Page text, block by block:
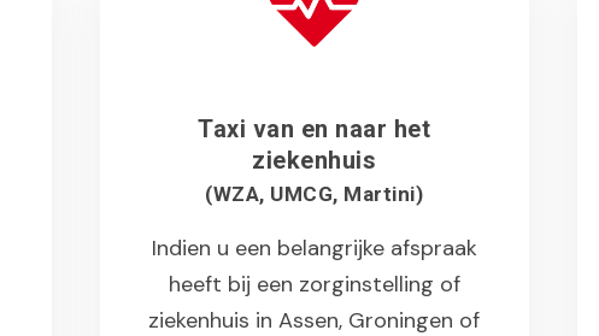
Taxi van en naar het
ziekenhuis
(WZA, UMCG, Martini)
Indien u een belangrijke afspraak
heeft bij een zorginstelling of
ziekenhuis in Assen, Groningen of